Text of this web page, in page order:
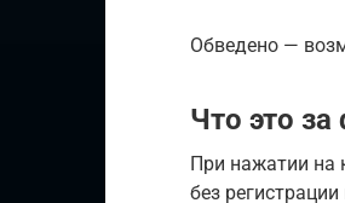
Обведено —
Что это
При нажатии на
без